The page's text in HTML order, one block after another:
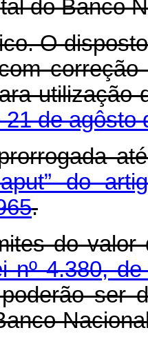
do Banco
O
utilização
21 de agôsto
do
.
do valor
nº 4.380,
ser